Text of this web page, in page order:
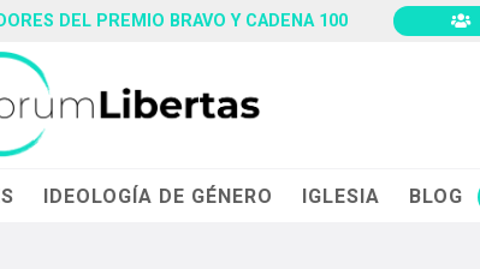
DEL PREMIO BRAVO Y CADENA 100
IDEOLOGÍA DE GÉNERO IGLESIA BLOG